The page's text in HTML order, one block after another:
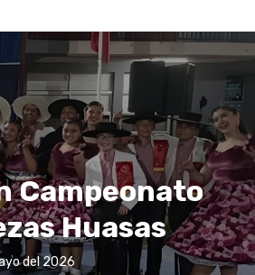
Campeonato
Huasas
del 2026